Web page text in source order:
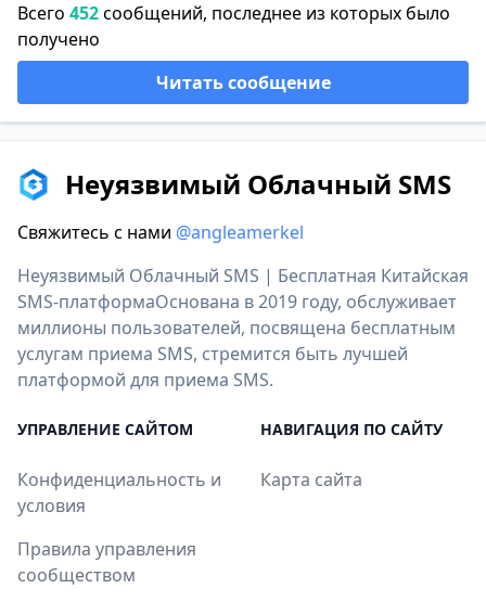
Всего 452сообщений, последнее из которых было
получено
Читать сообщение
Неуязвимый Облачный SMS
Свяжитесь с нами @angleamerkel
Неуязвимый Облачный SMS | Бесплатная Китайская
SMS-платформаОснована в 2019 году, обслуживает
миллионы пользователей, посвящена бесплатным
услугам приема SMS, стремится быть лучшей
платформой для приема SMS.
УПРАВЛЕНИЕ САЙТОМ
Конфиденциальность и
условия
Правила управления
сообществом
НАВИГАЦИЯ ПО САЙТУ
Карта сайта